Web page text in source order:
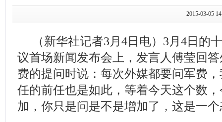
2015-03-05
（新华社记者3月4日电）3月4日的
议首场新闻发布会上，发言人傅莹回
费的提问时说：每次外媒都要问军费
任的前任也是如此，等着今天这个数
加，你只是问是不是增加了，这是一